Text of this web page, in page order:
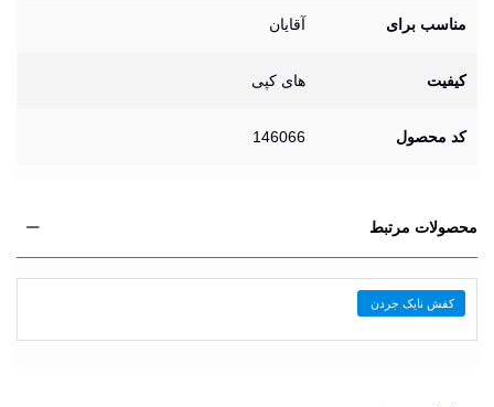
مناسب برای آقایان
کیفیت های کپی
کد محصول 146066
محصولات مرتبط
کفش نایک جردن